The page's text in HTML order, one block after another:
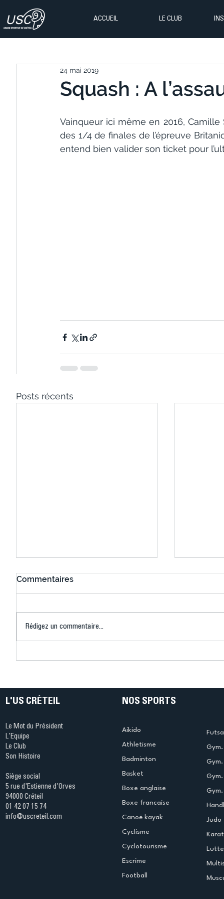
ACCUEIL LE CLUB
Squash : A
24 mai 2019
Vainqueur ici même en 2016,
des 1/4 de finales de l’épreuve
entend bien valider son ticket pour
Posts récents
Commentaires
Rédigez un commentaire...
L'US CRÉTEIL
Le Mot du Président
L'Equipe
Le Club
Son Histoire
Siège social
5 rue d'Estienne d'Orves
94000 Créteil
01 42 07 15 74
info@uscreteil.com
NOS SPORTS
Aikido
Athletisme
Badminton
Basket
Boxe anglaise
Boxe francaise
Canoë kayak
Cyclisme
Cyclotourisme
Escrime
Football
Judo
Lutte